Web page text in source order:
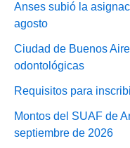
Anses subió la
agosto
Ciudad de Buenos
odontológicas
Requisitos para
Montos del SUAF de
septiembre de 2026